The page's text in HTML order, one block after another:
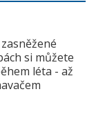
si můžete
léta - až